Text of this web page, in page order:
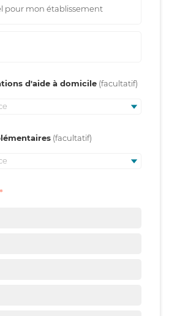
pour mon établissement
d'aide à domicile